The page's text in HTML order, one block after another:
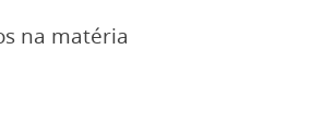
na matéria